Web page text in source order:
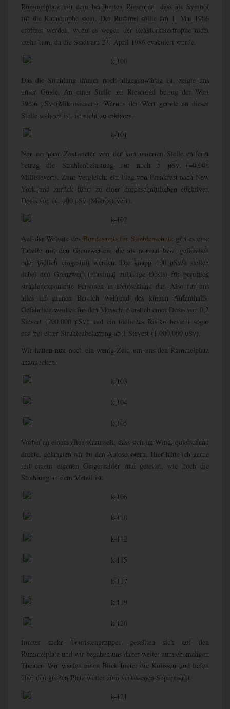
Rummelplatz mit dem berühmten Riesenrad, dass als Symbol
für die Katastrophe steht. Der Rummel sollte am 1. Mai 1986
eröffnet werden, wozu es wegen der Reaktorkatastrophe nicht
mehr kam, da die Stadt am 27. April 1986 evakuiert wurde.
Das die Strahlung immer noch allgegenwärtig ist, zeigte uns
unser Guide. An einer Stelle am Riesenrad betrug der Wert
396,6 µSv (Mikrosievert). Warum der Wert gerade an dieser
Stelle so hoch ist, ist nicht zu erklären.
Nur ein paar Zentimeter von der kontamierten Stelle entfernt
betrug die Strahlenbelastung nur noch 5 µSv (=0,005
Millisievert). Zum Vergleich; ein Flug von Frankfurt nach New
York und zurück führt zu einer durchschnittlichen effektiven
Dosis von ca. 100 µSv (Mikrosievert).
Auf der Website des Bundesamts für Strahlenschutz gibt es eine
Tabelle mit den Grenzwerten, die als normal bzw. gefährlich
oder tödlich eingestuft werden. Die knapp 400 µSv/h stellen
dabei den Grenzwert (maximal zulässige Dosis) für beruflich
strahlenexponierte Personen in Deutschland dar. Also für uns
alles im grünen Bereich während des kurzen Aufenthalts.
Gefährlich wird es für den Menschen erst ab einer Dosis von 0,2
Sievert (200.000 µSv) und ein tödliches Risiko besteht sogar
erst bei einer Strahlenbelastung ab 1 Sievert (1.000.000 µSv).
Wir hatten nun noch ein wenig Zeit, um uns den Rummelplatz
anzugucken.
Vorbei an einem alten Karussell, dass sich im Wind, quietschend
drehte, gelangten wir zu den Autoscootern. Hier hätte ich gerne
mit einem eigenen Geigerzähler mal getestet, wie hoch die
Strahlung an dem Metall ist.
Immer mehr Touristengruppen gesellten sich auf den
Rummelplatz und wir begaben uns daher weiter zum ehemaligen
Theater. Wir warfen einen Blick hinter die Kulissen und liefen
über den großen Platz weiter zum verlassenen Supermarkt.